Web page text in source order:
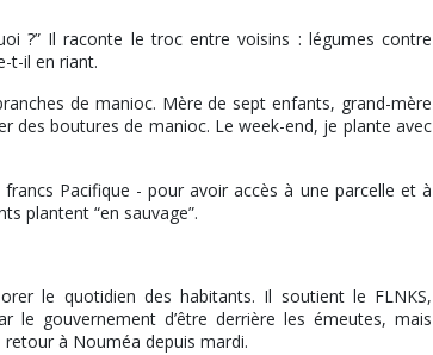
?” Il raconte le troc entre voisins : légumes contre
t-il en riant.
de manioc. Mère de sept enfants, grand-mère
des boutures de manioc. Le week-end, je plante avec
Pacifique - pour avoir accès à une parcelle et à
plantent “en sauvage”.
le quotidien des habitants. Il soutient le FLNKS,
le gouvernement d’être derrière les émeutes, mais
retour à Nouméa depuis mardi.